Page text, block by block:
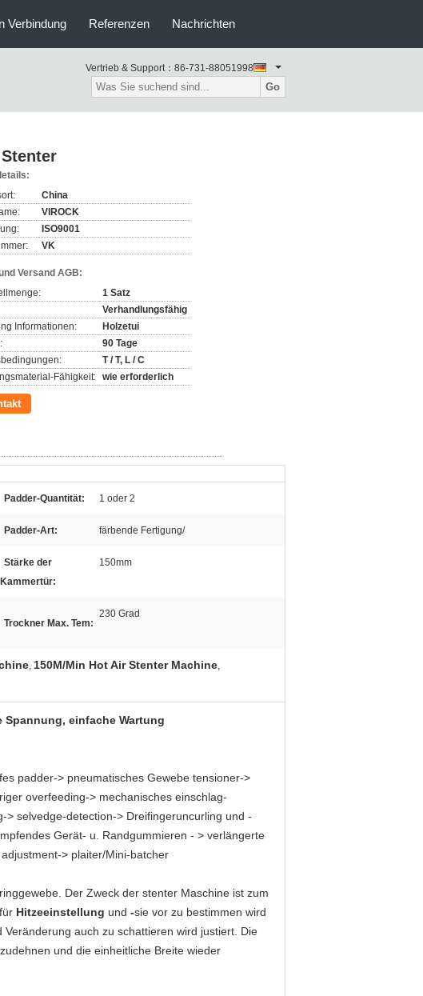
Verbindung Referenzen Nachrichten
Vertrieb & Support： 86-731-88051998
Go
China
VIROCK
ISO9001
VK
Versand AGB:
1 Satz
Verhandlungsfähig
Informationen:
Holzetui
90 Tage
T / T, L / C
Fähigkeit: wie erforderlich
Padder-Quantität: 1 oder 2
Padder-Art: färbende Fertigung/
Stärke der
Kammertür:
150mm
Trockner Max. Tem:
230 Grad
, 150M/Min Hot Air Stenter Machine,
einfache Wartung
padder-> pneumatisches Gewebe tensioner->
overfeeding-> mechanisches einschlag-
selvedge-detection-> Dreifingeruncurling und -
Gerät- u. Randgummieren - > verlängerte
> plaiter/Mini-batcher
Der Zweck der stenter Maschine ist zum
Hitzeeinstellung und -sie vor zu bestimmen wird
auch zu schattieren wird justiert. Die
und die einheitliche Breite wieder